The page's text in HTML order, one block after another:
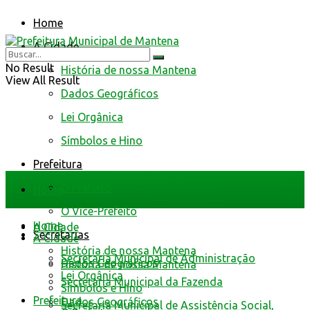
Home
A Cidade
História de nossa Mantena
Dados Geográficos
Lei Orgânica
Símbolos e Hino
Prefeitura
O Vice-Prefeito
Secretarias
Secretaria Municipal de Administração
Secretaria Municipal da Fazenda
Secretaria Municipal de Assistência Social,
No Result
View All Result
Home
A Cidade
História de nossa Mantena
Dados Geográficos
Home
A Cidade
História de nossa Mantena
Dados Geográficos
Lei Orgânica
Símbolos e Hino
Prefeitura